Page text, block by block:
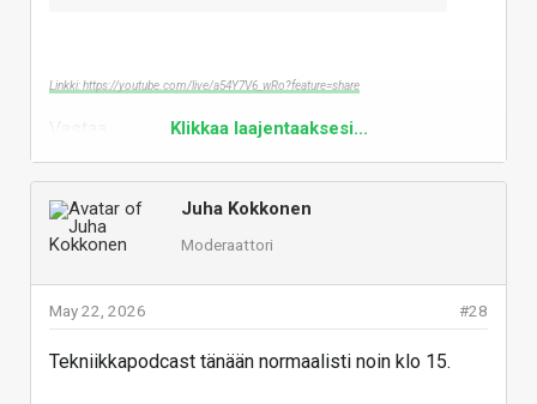
Linkki: https://youtube.com/live/a54Y7V6_wRo?feature=share
Klikkaa laajentaaksesi...
Juha Kokkonen
Moderaattori
#28
May 22, 2026
Tekniikkapodcast tänään normaalisti noin klo 15.